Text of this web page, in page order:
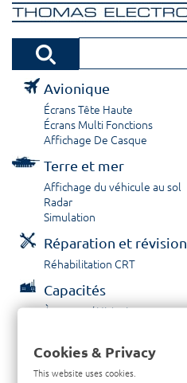
Avionique
Écrans Tête Haute
Écrans Multi Fonctions
Affichage De Casque
Terre et mer
Affichage du véhicule au sol
Radar
Simulation
Réparation et révision
Réhabilitation CRT
Capacités
À propos / Historique
Contactez nous
Cookies & Privacy
This website uses cookies.